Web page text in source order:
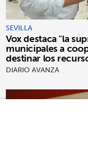
SEVILLA
Vox destaca "la
municipales a
destinar los
sevillanos"
DIARIO AVANZA